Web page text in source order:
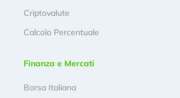
Criptovalute
Calcolo Percentuale
Finanza e Mercati
Borsa Italiana